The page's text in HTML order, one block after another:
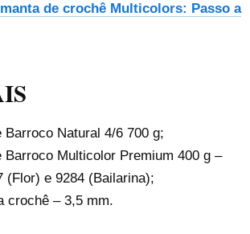
de crochê Multicolors: Passo a
Barroco Natural 4/6 700 g;
Barroco Multicolor Premium 400 g –
(Flor) e 9284 (Bailarina);
crochê – 3,5 mm.